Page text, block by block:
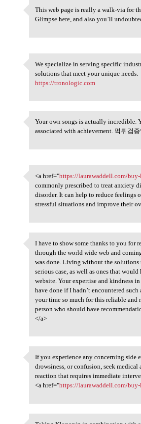
This web page is really a
This web page is really a walk-via for
Glimpse here, and also you’ll
We specialize in serving
We specialize in serving specific
solutions that meet your unique needs.
https://tronologic.com
Your own songs is actually
Your own songs is actually incredible.
associated with achievement. 먹튀검
<a href="https://laurawaddell
<a href="https://laurawaddell.com/
commonly prescribed to treat anxiety
disorder. It can help to reduce
stressful situations and improve their
I have to show some thanks to
I have to show some thanks to you for
through the world wide web and
was done. Living without the solutions
serious case, as well as ones that
website. Your expertise and kindness
have done if I hadn’t encountered
your time so much for this reliable
person who should have
</a>
If you experience any
If you experience any concerning
drowsiness, or confusion, seek
reaction that requires immediate
<a href="https://laurawaddell.com/